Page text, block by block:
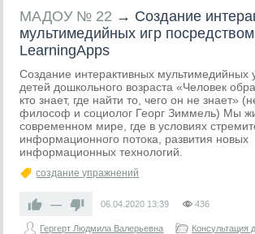
МАДОУ № 22 → Создание
мультимедийных игр посредством
LearningApps
Создание интерактивных мультимедийных
детей дошкольного возраста «Человек
кто знает, где найти то, чего он не знает»
философ и социолог Георг Зиммель) Мы
современном мире, где в условиях
информационного потока, развития новых
информационных технологий.
создание упражнений
— 06.04.2020 13:39 436
Гергерт Людмила Валерьевна Консультация